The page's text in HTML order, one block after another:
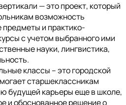
— это проект, который
возможность
и практико-
с учетом выбранного ими
науки, лингвистика,
классы – это городской
старшеклассникам
будущей карьеры еще в школе,
и обоснованное решение о